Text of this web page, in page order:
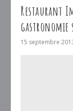
Restaurant
gastronomie
15 septembre